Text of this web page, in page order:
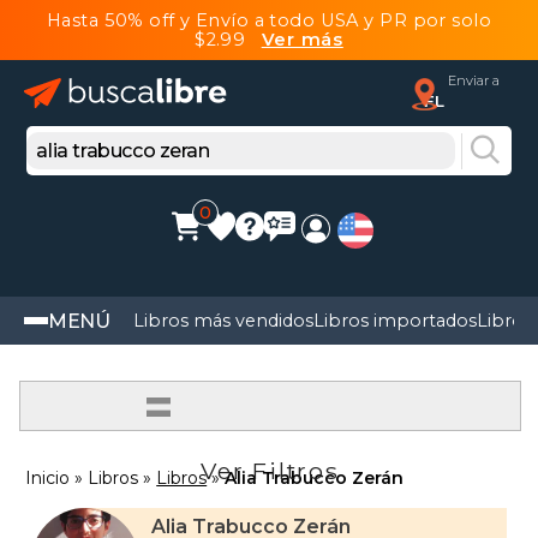
Hasta 50% off y Envío a todo USA y PR por solo
$2.99 Ver más
Enviar a
FL
0
MENÚ Libros más vendidosLibros importadosLibros
=
Ver Filtros
Inicio Libros Libros Alia Trabucco Zerán
Alia Trabucco Zerán